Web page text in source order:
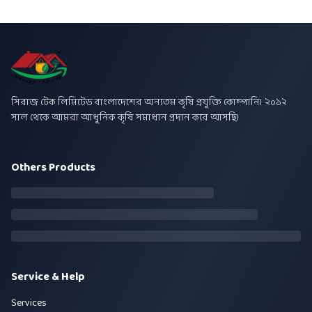
সিরাজ টেক লিমিটেড বাংলাদেশের অন্যতম কৃষি প্রযুক্তি কোম্পানি। ২০১২
সাল থেকে আমরা আধুনিক কৃষি সমাধান প্রদান করে আসছি।
Others Products
Service & Help
Services